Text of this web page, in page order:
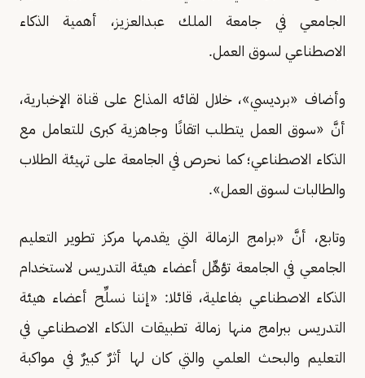
الجامعي في جامعة الملك عبدالعزيز، أهمية الذكاء
الاصطناعي لسوق العمل.
وأضاف «برديسي»، خلال لقائه المذاع على قناة الإخبارية،
أنَّ «سوق العمل يتطلب اتقانًا وجاهزية كبرى للتعامل مع
الذكاء الاصطناعي؛ كما نحرص في الجامعة على تهيئة الطلاب
والطالبات لسوق العمل».
وتابع، أنَّ «برامج الزمالة التي يقدمها مركز تطوير التعليم
الجامعي في الجامعة تؤهِّل أعضاء هيئة التدريس لاستخدام
الذكاء الاصطناعي بفاعلية، قائلا: «إننا نسلِّح أعضاء هيئة
التدريس ببرامج منها زمالة تطبيقات الذكاء الاصطناعي في
التعليم والبحث العلمي والتي كان لها أثرٌ كبيرٌ في مواكبة